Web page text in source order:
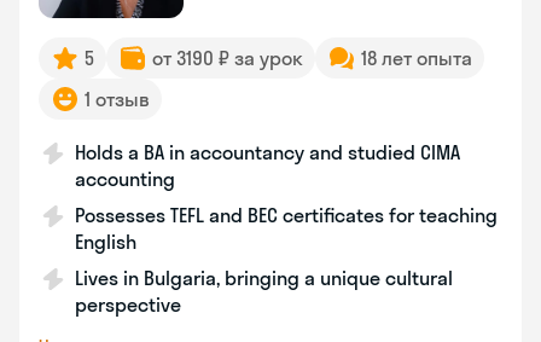
5 от 3190 ₽ за урок
18 лет опыта
1 отзыв
Holds a BA in accountancy and studied CIMA
accounting
Possesses TEFL and BEC certificates for teaching
English
Lives in Bulgaria, bringing a unique cultural
perspective